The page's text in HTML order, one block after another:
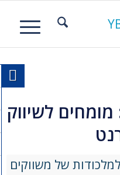
מומחים לשיווק